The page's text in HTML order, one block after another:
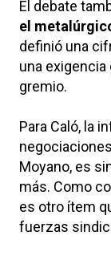
El debate
el
definió una
una exigencia
gremio.
Para Caló, la
Moyano, es
más. Como
es otro ítem
fuerzas